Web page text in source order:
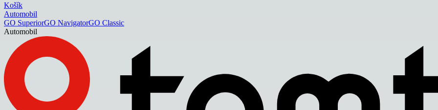
Košík
Automobil
GO SuperiorGO NavigatorGO Classic
Automobil